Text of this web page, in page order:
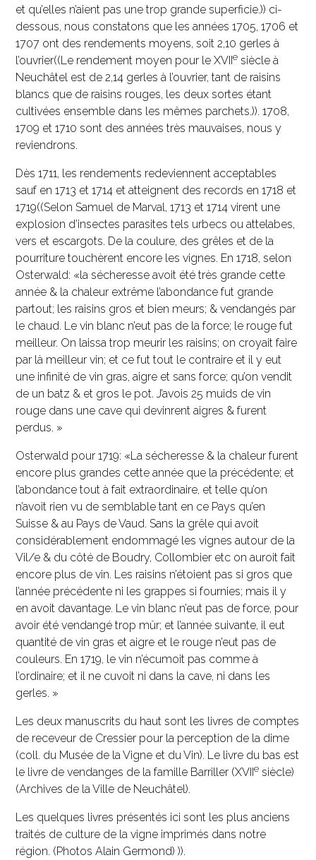
et qu’elles n’aient pas une trop grande superficie.)) ci-
dessous, nous constatons que les années 1705, 1706 et
1707 ont des rendements moyens, soit 2,10 gerles à
l’ouvrier((Le rendement moyen pour le XVIIe siècle à
Neuchâtel est de 2,14 gerles à l’ouvrier, tant de raisins
blancs que de raisins rouges, les deux sortes étant
cultivées ensemble dans les mêmes parchets.)). 1708,
1709 et 1710 sont des années très mauvaises, nous y
reviendrons.
Dès 1711, les rendements redeviennent acceptables
sauf en 1713 et 1714 et atteignent des records en 1718 et
1719((Selon Samuel de Marval, 1713 et 1714 virent une
explosion d’insectes parasites tels urbecs ou attelabes,
vers et escargots. De la coulure, des grêles et de la
pourriture touchèrent encore les vignes. En 1718, selon
Osterwald: «la sécheresse avoit été très grande cette
année & la chaleur extrême l’abondance fut grande
partout; les raisins gros et bien meurs; & vendangés par
le chaud. Le vin blanc n’eut pas de la force; le rouge fut
meilleur. On laissa trop meurir les raisins; on croyait faire
par là meilleur vin; et ce fut tout le contraire et il y eut
une infinité de vin gras, aigre et sans force; qu’on vendit
de un batz & et gros le pot. J’avois 25 muids de vin
rouge dans une cave qui devinrent aigres & furent
perdus. »
Osterwald pour 1719: «La sécheresse & la chaleur furent
encore plus grandes cette année que la précédente; et
l’abondance tout à fait extraordinaire, et telle qu’on
n’avoit rien vu de semblable tant en ce Pays qu’en
Suisse & au Pays de Vaud. Sans la grêle qui avoit
considérablement endommagé les vignes autour de la
Vil/e & du côté de Boudry, Collombier etc on auroit fait
encore plus de vin. Les raisins n’étoient pas si gros que
l’année précédente ni les grappes si fournies; mais il y
en avoit davantage. Le vin blanc n’eut pas de force, pour
avoir été vendangé trop mûr; et l’année suivante, il eut
quantité de vin gras et aigre et le rouge n’eut pas de
couleurs. En 1719, le vin n’écumoit pas comme à
l’ordinaire; et il ne cuvoit ni dans la cave, ni dans les
gerles. »
Les deux manuscrits du haut sont les livres de comptes
de receveur de Cressier pour la perception de la dime
(coll. du Musée de la Vigne et du Vin). Le livre du bas est
le livre de vendanges de la famille Barriller (XVIIe siècle)
(Archives de la Ville de Neuchâtel).
Les quelques livres présentés ici sont les plus anciens
traités de culture de la vigne imprimés dans notre
région. (Photos Alain Germond) )).